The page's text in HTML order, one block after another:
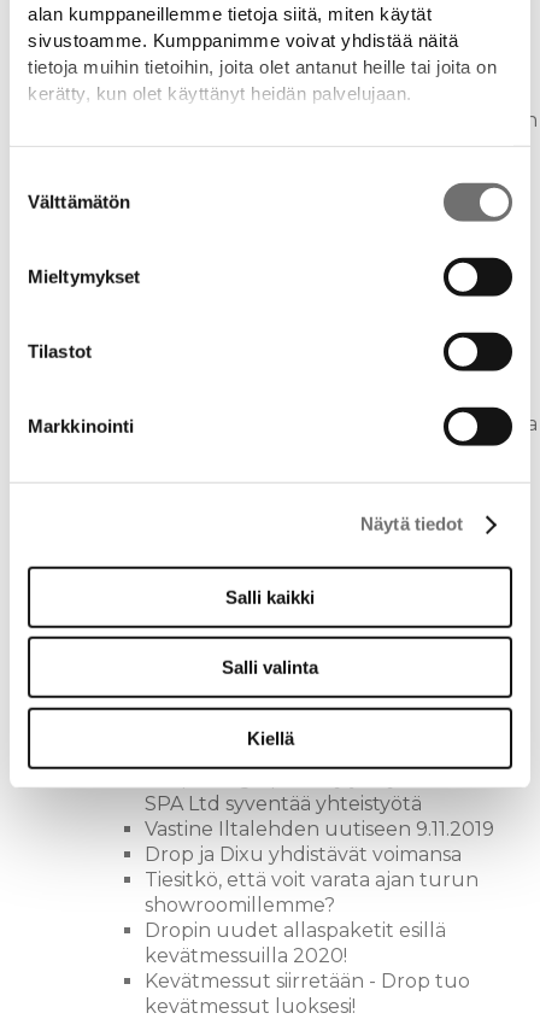
alan kumppaneillemme tietoja siitä, miten käytät
sivustoamme. Kumppanimme voivat yhdistää näitä
tietoja muihin tietoihin, joita olet antanut heille tai joita on
kerätty, kun olet käyttänyt heidän palvelujaan.
Lisätietoja:drop.fi/info/tietosuojaseloste/
valinta
Välttämätön
Mieltymykset
Tilastot
Markkinointi
Näytä tiedot
Salli kaikki
Salli valinta
Kiellä
Lodge
Lisävarusteet
Inspiroidu
Ajankohtaista
Drop voitti Golden Wave 2022 ykkössijan
Ripaus ylellisyyttä arkeen
Drop - Vuoden designteko 2015
Drop mukana asuntomessuilla -
Dropin tunnelmia Porin asuntomessuilta
Oletko haaveillut Drop-altaasta?
Suomen vahvimmat platina -sertifikaatti
Drop mukana Kevätmessuilla 2019
uutuustuotteen kera!
Lehdistötiedote: Dropin uusi allasmalli
haastaa markkinoiden ulkoporealtaat
Kouvolan asuntomessut 2019 - täältä
SPA Ltd syventää yhteistyötä
Vastine Iltalehden uutiseen 9.11.2019
Drop ja Dixu yhdistävät voimansa
Tiesitkö, että voit varata ajan turun
showroomillemme?
Dropin uudet allaspaketit esillä
kevätmessuilla 2020!
Kevätmessut siirretään - Drop tuo
kevätmessut luoksesi!